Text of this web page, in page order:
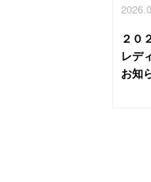
２０
レデ
お知